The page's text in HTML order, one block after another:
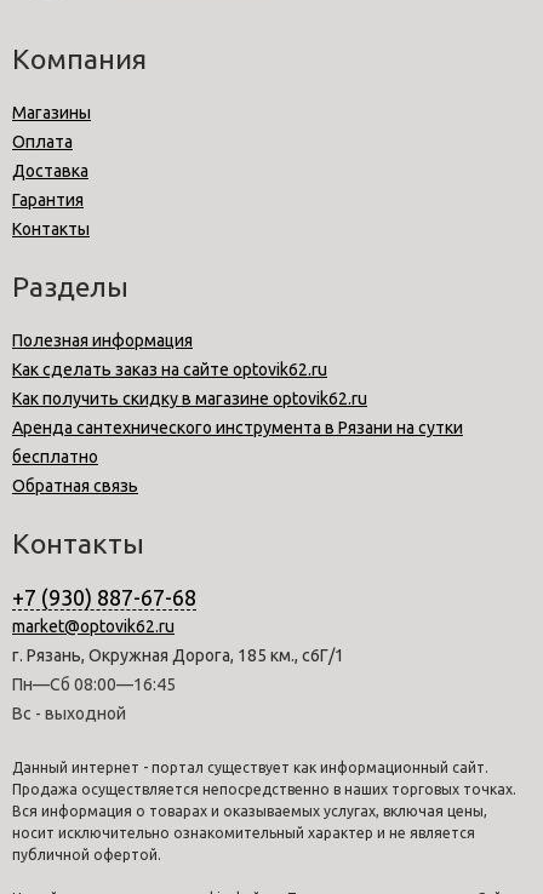
Компания
Магазины
Оплата
Доставка
Гарантия
Контакты
Разделы
Полезная информация
Как сделать заказ на сайте optovik62.ru
Как получить скидку в магазине optovik62.ru
Аренда сантехнического инструмента в Рязани на сутки
бесплатно
Обратная связь
Контакты
+7 (930) 887-67-68
market@optovik62.ru
г. Рязань, Окружная Дорога, 185 км., с6Г/1
Пн—Сб 08:00—16:45
Вс - выходной
Данный интернет - портал существует как информационный сайт.
Продажа осуществляется непосредственно в наших торговых точках.
Вся информация о товарах и оказываемых услугах, включая цены,
носит исключительно ознакомительный характер и не является
публичной офертой.